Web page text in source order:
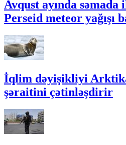
Avqust ayında
Perseid meteor yağışı
İqlim dəyişikliyi
şəraitini çətinləşdirir